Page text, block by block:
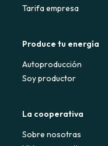
Tarifa empresa
Produce tu energía
Autoproducción
Soy productor
La cooperativa
Sobre nosotras